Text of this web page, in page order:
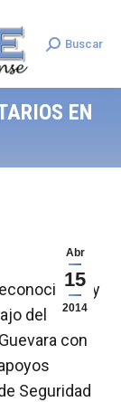
Search:
Buscar
EN
Abr
15
2014
y
del
con
Seguridad